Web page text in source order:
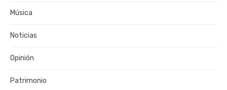
Música
Noticias
Opinión
Patrimonio